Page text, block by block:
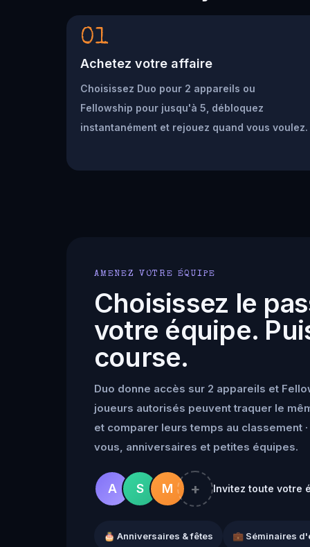
01
Achetez votre affaire
Choisissez Duo pour 2 appareils ou
Fellowship pour jusqu'à 5, débloquez
instantanément et rejouez quand vous voulez.
AMENEZ VOTRE ÉQUIPE
Choisissez le
votre équipe.
course.
Duo donne accès sur 2 appareils et
joueurs autorisés peuvent traquer le
et comparer leurs temps au classement
vous, anniversaires et petites équipes.
A S M + Invitez toute votre
🎂 Anniversaires & fêtes 💼 Séminaires